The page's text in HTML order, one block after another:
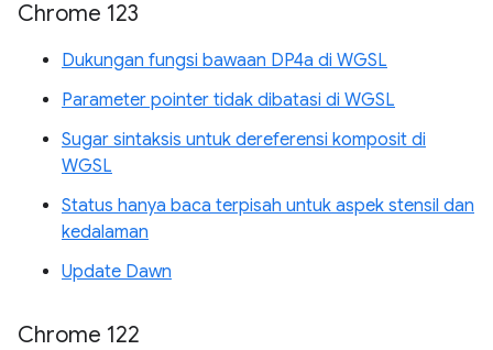
Chrome 123
Dukungan fungsi bawaan DP4a di WGSL
Parameter pointer tidak dibatasi di WGSL
Sugar sintaksis untuk dereferensi komposit di
WGSL
Status hanya baca terpisah untuk aspek stensil dan
kedalaman
Update Dawn
Chrome 122